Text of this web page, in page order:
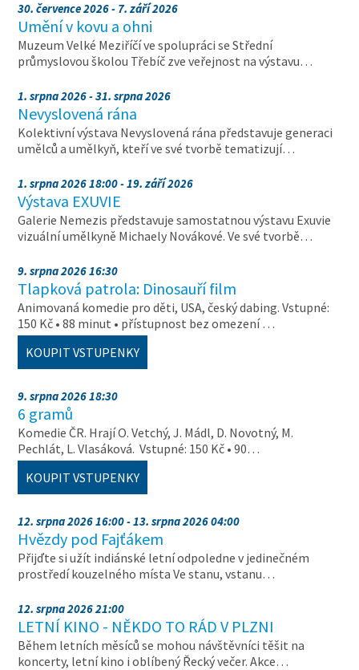
30. července 2026 - 7. září 2026
Umění v kovu a ohni
Muzeum Velké Meziříčí ve spolupráci se Střední
průmyslovou školou Třebíč zve veřejnost na výstavu…
1. srpna 2026 - 31. srpna 2026
Nevyslovená rána
Kolektivní výstava Nevyslovená rána představuje generaci
umělců a umělkyň, kteří ve své tvorbě tematizují…
1. srpna 2026 18:00 - 19. září 2026
Výstava EXUVIE
Galerie Nemezis představuje samostatnou výstavu Exuvie
vizuální umělkyně Michaely Novákové. Ve své tvorbě…
9. srpna 2026 16:30
Tlapková patrola: Dinosauří film
Animovaná komedie pro děti, USA, český dabing. Vstupné:
150 Kč • 88 minut • přístupnost bez omezení …
KOUPIT VSTUPENKY
9. srpna 2026 18:30
6 gramů
Komedie ČR. Hrají O. Vetchý, J. Mádl, D. Novotný, M.
Pechlát, L. Vlasáková. Vstupné: 150 Kč • 90…
KOUPIT VSTUPENKY
12. srpna 2026 16:00 - 13. srpna 2026 04:00
Hvězdy pod Fajťákem
Přijďte si užít indiánské letní odpoledne v jedinečném
prostředí kouzelného místa Ve stanu, vstanu…
12. srpna 2026 21:00
LETNÍ KINO - NĚKDO TO RÁD V PLZNI
Během letních měsíců se mohou návštěvníci těšit na
koncerty, letní kino i oblíbený Řecký večer. Akce…